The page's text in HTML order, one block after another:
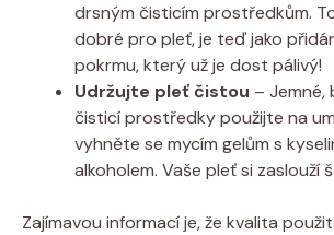
drsným čisticím prostředkům.
dobré pro pleť, je teď jako
pokrmu, který už je dost pálivý!
Udržujte pleť čistou – Jemné,
čisticí prostředky použijte na
vyhněte se mycím gelům s
alkoholem. Vaše pleť si zaslouží
Zajímavou informací je, že kvalita